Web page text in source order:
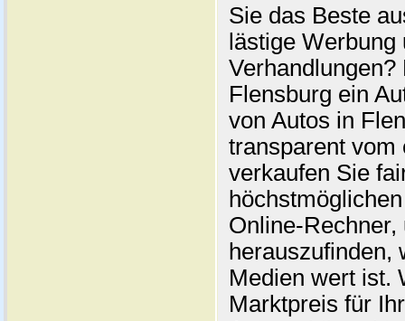
Sie das Beste
lästige
Flensburg ein
von Autos in
transparent vom
verkaufen Sie
Online-
herauszufinden,
Medien wert ist.
Marktpreis für